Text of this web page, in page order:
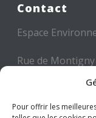
Pour offrir les
Contact
Espace
Rue de
6000 CHARLEROI
Tél: +32 71 300